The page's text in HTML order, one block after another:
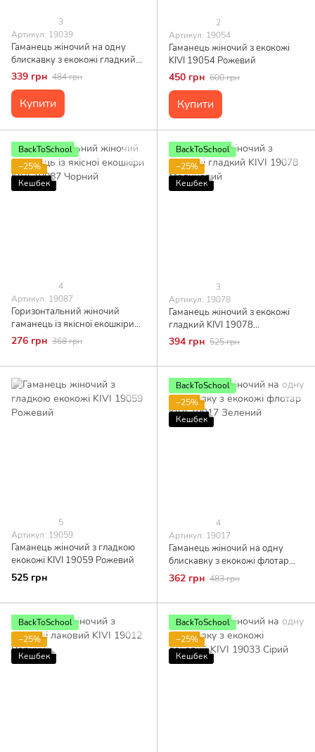
3
Артикул: 19039
Гаманець жіночий на одну
блискавку з екокожі гладкий
KIVI 19039 Малиновий
339 грн 484 грн
Купити
2
Артикул: 19054
Гаманець жіночий з екокожі
KIVI 19054 Рожевий
450 грн 600 грн
Купити
BackToSchool
−25%
Кешбек
4
Артикул: 19087
Горизонтальний жіночий
гаманець із якісної екошкіри
KIVI 19087 Чорний
276 грн 368 грн
BackToSchool
−25%
Кешбек
3
Артикул: 19078
Гаманець жіночий з екокожі
гладкий KIVI 19078
Малиновий
394 грн 525 грн
5
Артикул: 19059
Гаманець жіночий з гладкою
екокожі KIVI 19059 Рожевий
525 грн
BackToSchool
−25%
Кешбек
4
Артикул: 19017
Гаманець жіночий на одну
блискавку з екокожі флотар
KIVI 19017 Зелений
362 грн 483 грн
BackToSchool
−25%
Кешбек
BackToSchool
−25%
Кешбек